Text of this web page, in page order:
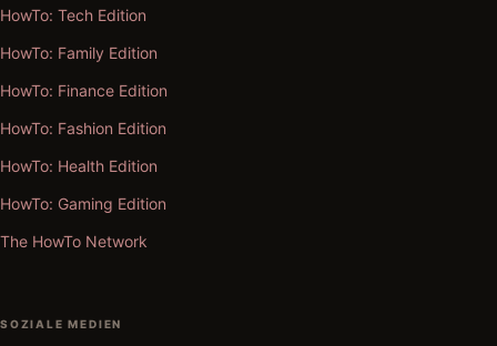
HowTo: Tech Edition
HowTo: Family Edition
HowTo: Finance Edition
HowTo: Fashion Edition
HowTo: Health Edition
HowTo: Gaming Edition
The HowTo Network
SOZIALE MEDIEN